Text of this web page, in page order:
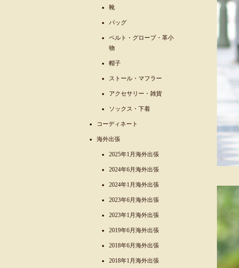
靴
バッグ
ベルト・グローブ・革小
物
帽子
ストール・マフラー
アクセサリー・雑貨
ソックス・下着
コーディネート
海外出張
2025年1月海外出張
2024年6月海外出張
2024年1月海外出張
2023年6月海外出張
2023年1月海外出張
2019年6月海外出張
2018年6月海外出張
2018年1月海外出張